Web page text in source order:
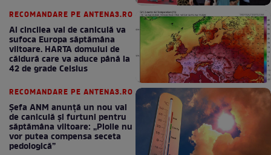
RECOMANDARE PE ANTENA3.RO
Al cincilea val de caniculă va
sufoca Europa săptămâna
viitoare. HARTA domului de
căldură care va aduce până la
42 de grade Celsius
RECOMANDARE PE ANTENA3.RO
Șefa ANM anunță un nou val
de caniculă și furtuni pentru
săptămâna viitoare: „Ploile nu
vor putea compensa seceta
pedologică”